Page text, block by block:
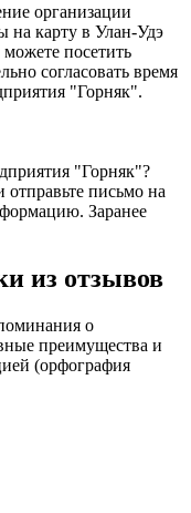
организации
на карту в Улан-Удэ
посетить
согласовать время
"Горняк".
"Горняк"?
письмо на
Заранее
из отзывов
о
преимущества и
(орфография